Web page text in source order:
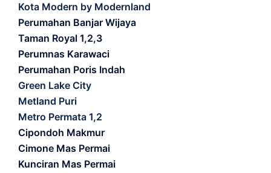
Kota Modern by Modernland
Perumahan Banjar Wijaya
Taman Royal 1,2,3
Perumnas Karawaci
Perumahan Poris Indah
Green Lake City
Metland Puri
Metro Permata 1,2
Cipondoh Makmur
Cimone Mas Permai
Kunciran Mas Permai